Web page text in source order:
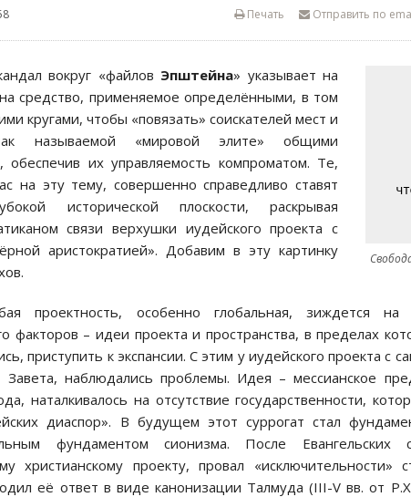
Отправить по
Печать
вокруг «файлов Эпштейна» указывает на
средство, применяемое определёнными, в том
кругами, чтобы «повязать» соискателей мест и
называемой «мировой элите» общими
обеспечив их управляемость компроматом. Те,
на эту тему, совершенно справедливо ставят
исторической плоскости, раскрывая
связи верхушки иудейского проекта с
аристократией». Добавим в эту картинку
проектность, особенно глобальная, зиждется на
факторов – идеи проекта и пространства, в пределах
приступить к экспансии. С этим у иудейского проекта с
наблюдались проблемы. Идея – мессианское
наталкивалось на отсутствие государственности,
диаспор». В будущем этот суррогат стал
фундаментом сионизма. После
христианскому проекту, провал
её ответ в виде канонизации Талмуда (III-V вв. от